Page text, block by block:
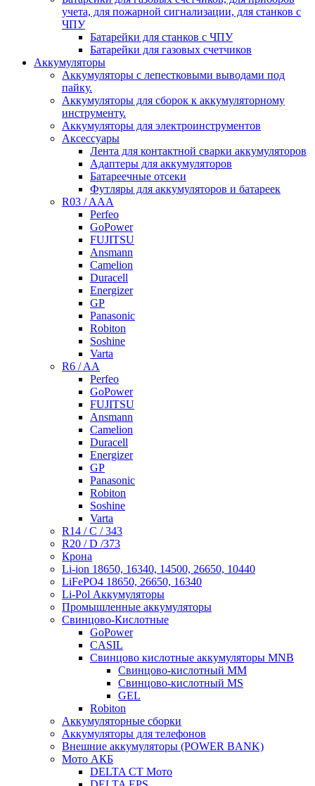
учета, для пожарной сигнализации, для станков с
ЧПУ
Батарейки для станков с ЧПУ
Батарейки для газовых счетчиков
Аккумуляторы
Аккумуляторы с лепестковыми выводами под
пайку.
Аккумуляторы для сборок к аккумуляторному
инструменту.
Аккумуляторы для электроинструментов
Аксессуары
Лента для контактной сварки аккумуляторов
Адаптеры для аккумуляторов
Батареечные отсеки
Футляры для аккумуляторов и батареек
R03 / AAA
Perfeo
GoPower
FUJITSU
Ansmann
Camelion
Duracell
Energizer
GP
Panasonic
Robiton
Soshine
Varta
R6 / AA
Perfeo
GoPower
FUJITSU
Ansmann
Camelion
Duracell
Energizer
GP
Panasonic
Robiton
Soshine
Varta
R14 / C / 343
R20 / D /373
Крона
Li-ion 18650, 16340, 14500, 26650, 10440
LiFePO4 18650, 26650, 16340
Li-Pol Аккумуляторы
Промышленные аккумуляторы
Свинцово-Кислотные
GoPower
CASIL
Свинцово кислотные аккумуляторы MNB
Cвинцово-кислотный MM
Cвинцово-кислотный MS
GEL
Robiton
Аккумуляторные сборки
Аккумуляторы для телефонов
Внешние аккумуляторы (POWER BANK)
Мото АКБ
DELTA CT Мото